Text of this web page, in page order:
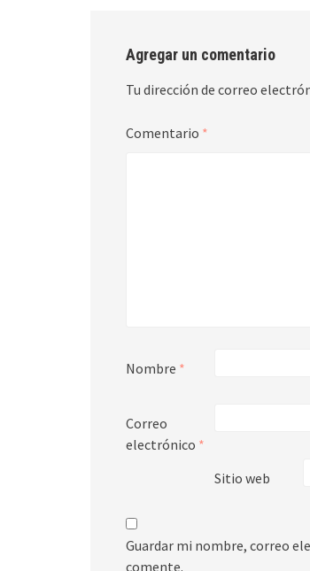
Agregar un comentario
Tu dirección de correo
Comentario *
Nombre *
Correo
electrónico *
Sitio web
Guardar mi nombre, correo
comente.